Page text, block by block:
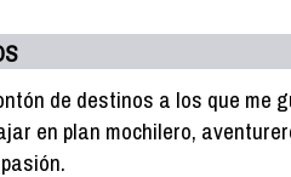
de destinos a los que me
en plan mochilero,